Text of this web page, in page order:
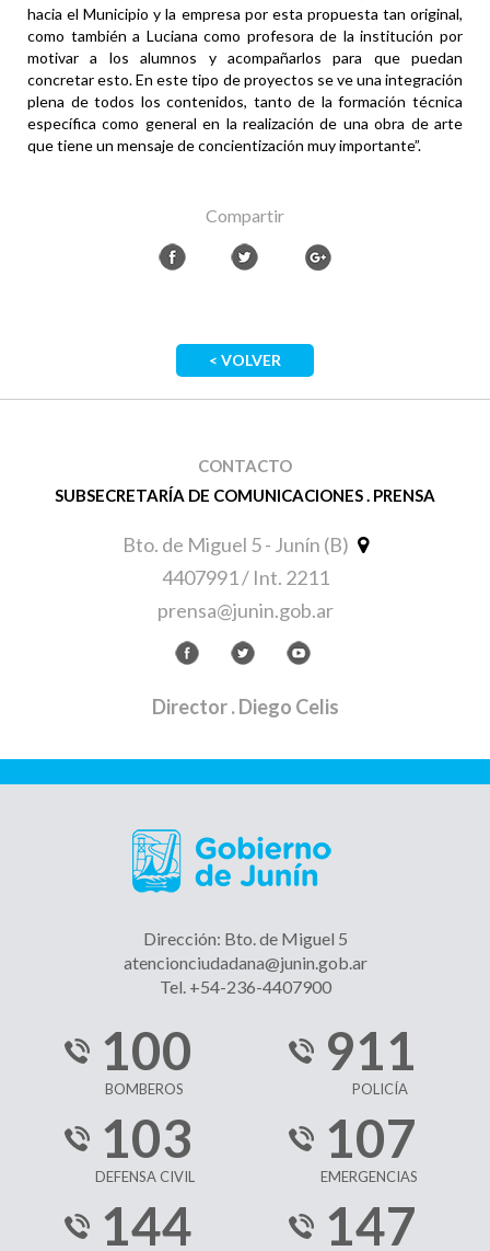
hacia el Municipio y la empresa por esta propuesta tan original,
como también a Luciana como profesora de la institución por
motivar a los alumnos y acompañarlos para que puedan
concretar esto. En este tipo de proyectos se ve una integración
plena de todos los contenidos, tanto de la formación técnica
específica como general en la realización de una obra de arte
que tiene un mensaje de concientización muy importante”.
Compartir
< VOLVER
CONTACTO
SUBSECRETARÍA DE COMUNICACIONES . PRENSA
Bto. de Miguel 5 - Junín (B)
4407991 / Int. 2211
prensa@junin.gob.ar
Director. Diego Celis
Dirección: Bto. de Miguel 5
atencionciudadana@junin.gob.ar
Tel. +54-236-4407900
100
BOMBEROS
911
POLICÍA
103
DEFENSA CIVIL
107
EMERGENCIAS
144 147